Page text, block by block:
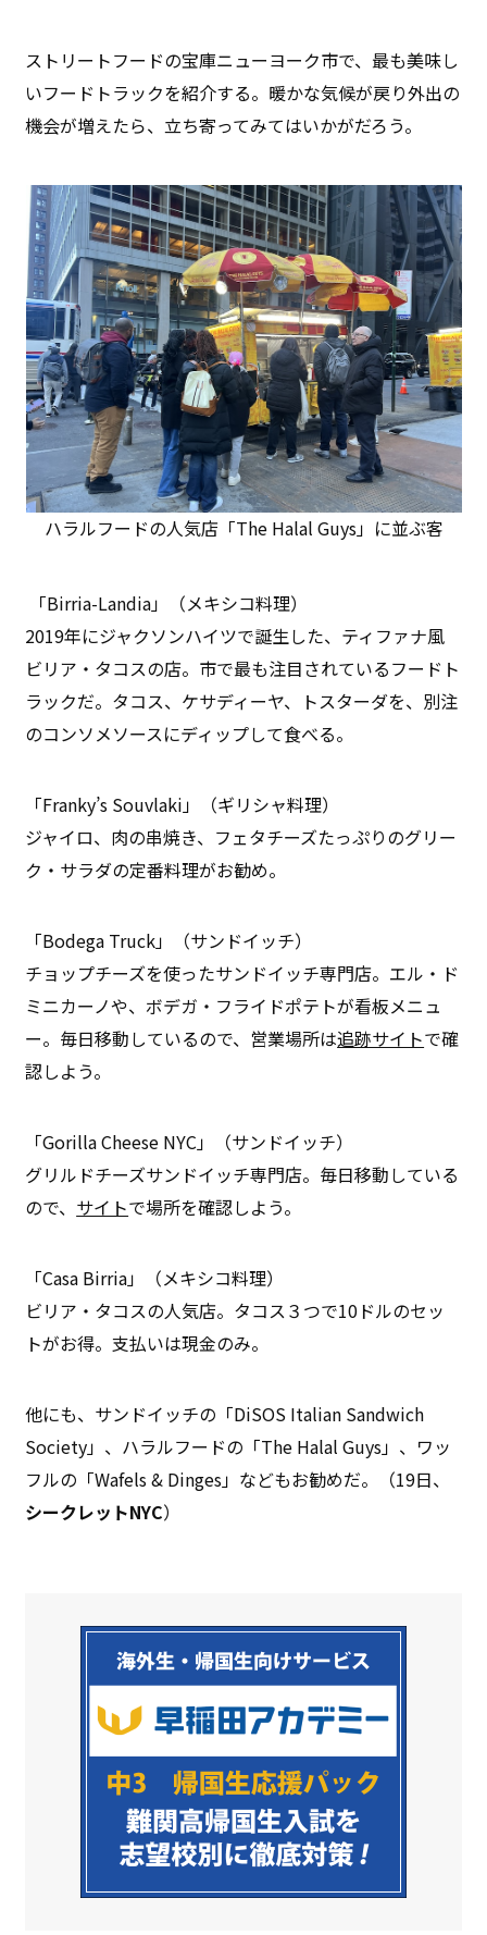
ストリートフードの宝庫ニューヨーク市で、最も美味し
いフードトラックを紹介する。暖かな気候が戻り外出の
機会が増えたら、立ち寄ってみてはいかがだろう。
ハラルフードの人気店「The Halal Guys」に並ぶ客
「Birria-Landia」（メキシコ料理）
2019年にジャクソンハイツで誕生した、ティファナ風
ビリア・タコスの店。市で最も注目されているフードト
ラックだ。タコス、ケサディーヤ、トスターダを、別注
のコンソメソースにディップして食べる。
「Franky’s Souvlaki」（ギリシャ料理）
ジャイロ、肉の串焼き、フェタチーズたっぷりのグリー
ク・サラダの定番料理がお勧め。
「Bodega Truck」（サンドイッチ）
チョップチーズを使ったサンドイッチ専門店。エル・ド
ミニカーノや、ボデガ・フライドポテトが看板メニュ
ー。毎日移動しているので、営業場所は追跡サイトで確
認しよう。
「Gorilla Cheese NYC」（サンドイッチ）
グリルドチーズサンドイッチ専門店。毎日移動している
ので、 サイトで場所を確認しよう。
「Casa Birria」（メキシコ料理）
ビリア・タコスの人気店。タコス３つで10ドルのセッ
トがお得。支払いは現金のみ。
他にも、サンドイッチの「DiSOS Italian Sandwich
Society」、ハラルフードの「The Halal Guys」、ワッ
フルの「Wafels & Dinges」などもお勧めだ。（19日、
シークレットNYC）